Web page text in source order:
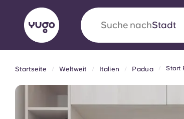
Suche nachStadt
Über unsStandorteMehr
English (GB) English
Startseite Weltweit Italien Padua Start